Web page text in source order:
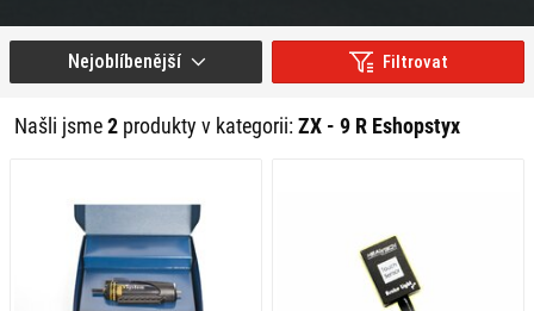
Filtrovat
Našli jsme2 produkty v kategorii:ZX - 9 R Eshopstyx
Nejoblíbenější